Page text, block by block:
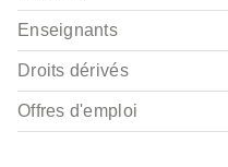
Enseignants
Droits dérivés
Offres d'emploi